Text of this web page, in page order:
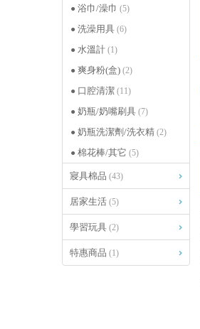
浴巾/澡巾 (5)
洗澡用具 (6)
水溫計 (1)
爽身粉(盒) (2)
口腔清潔 (11)
奶瓶/奶嘴刷具 (7)
奶瓶洗潔劑/洗衣精 (2)
棉花棒/其它 (5)
寢具棉品 (43)
居家生活 (5)
學習玩具 (2)
特惠商品 (1)